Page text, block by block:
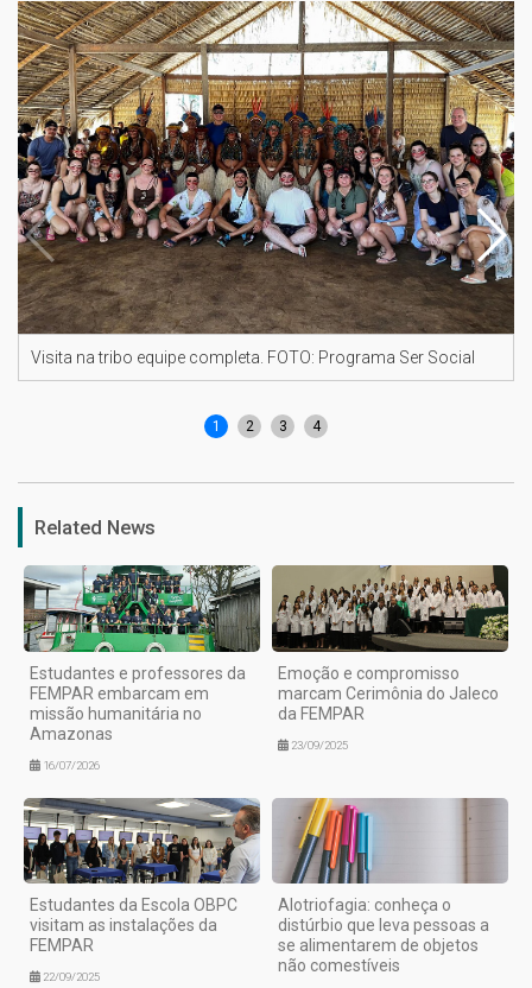
Visita na tribo equipe completa. FOTO: Programa Ser Social
1 2 3 4
Related News
Estudantes e professores da
FEMPAR embarcam em
missão humanitária no
Amazonas
16/07/2026
Emoção e compromisso
marcam Cerimônia do Jaleco
da FEMPAR
23/09/2025
Estudantes da Escola OBPC
visitam as instalações da
FEMPAR
22/09/2025
Alotriofagia: conheça o
distúrbio que leva pessoas a
se alimentarem de objetos
não comestíveis